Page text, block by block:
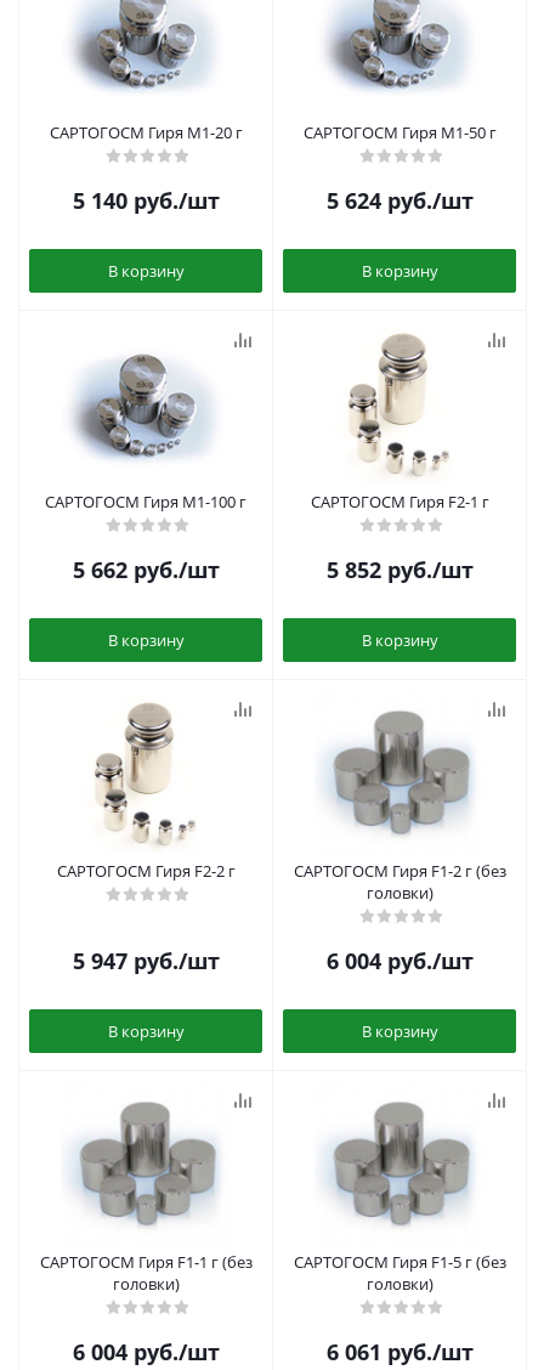
САРТОГОСМ Гиря M1-20 г
5 140руб./шт
В корзину
САРТОГОСМ Гиря M1-50 г
5 624руб./шт
В корзину
САРТОГОСМ Гиря M1-100 г
5 662руб./шт
В корзину
САРТОГОСМ Гиря F2-1 г
5 852руб./шт
В корзину
САРТОГОСМ Гиря F2-2 г
5 947руб./шт
В корзину
САРТОГОСМ Гиря F1-2 г (без
головки)
6 004руб./шт
В корзину
САРТОГОСМ Гиря F1-1 г (без
головки)
6 004руб./шт
САРТОГОСМ Гиря F1-5 г (без
головки)
6 061 руб./шт